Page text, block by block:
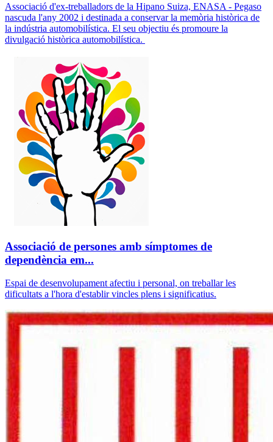
Associació d'ex-treballadors de la Hipano Suiza, ENASA - Pegaso
nascuda l'any 2002 i destinada a conservar la memòria històrica de
la indústria automobilística. El seu objectiu és promoure la
divulgació històrica automobilística.
Associació de persones amb símptomes de
dependència em...
Espai de desenvolupament afectiu i personal, on treballar les
dificultats a l'hora d'establir vincles plens i significatius.